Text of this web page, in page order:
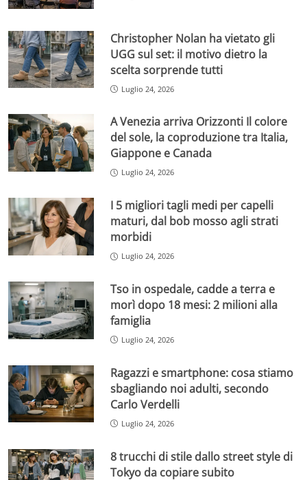
Christopher Nolan ha vietato gli
UGG sul set: il motivo dietro la
scelta sorprende tutti
Luglio 24, 2026
A Venezia arriva Orizzonti Il colore
del sole, la coproduzione tra Italia,
Giappone e Canada
Luglio 24, 2026
I 5 migliori tagli medi per capelli
maturi, dal bob mosso agli strati
morbidi
Luglio 24, 2026
Tso in ospedale, cadde a terra e
morì dopo 18 mesi: 2 milioni alla
famiglia
Luglio 24, 2026
Ragazzi e smartphone: cosa stiamo
sbagliando noi adulti, secondo
Carlo Verdelli
Luglio 24, 2026
8 trucchi di stile dallo street style di
Tokyo da copiare subito